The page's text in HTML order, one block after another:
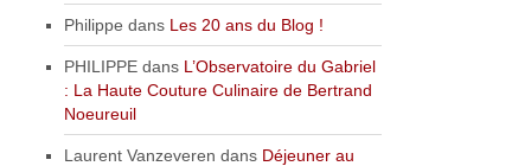
Philippe dans Les 20 ans du Blog !
PHILIPPE dans L’Observatoire du Gabriel
: La Haute Couture Culinaire de Bertrand
Noeureuil
Laurent Vanzeveren dans Déjeuner au